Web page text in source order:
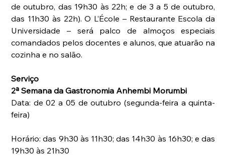
de outubro, das 19h30 às 22h; e de 3 a 5 de outubro,
das 11h30 às 22h). O L’École – Restaurante Escola da
Universidade – será palco de almoços especiais
comandados pelos docentes e alunos, que atuarão na
cozinha e no salão.
Serviço
2ª Semana da Gastronomia Anhembi Morumbi
Data: de 02 a 05 de outubro (segunda-feira a quinta-
feira)
Horário: das 9h30 às 11h30; das 14h30 às 16h30; e das
19h30 às 21h30